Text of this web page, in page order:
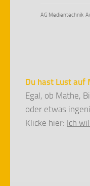
AG Medientechnik
Du hast Lust auf
Egal, ob Mathe,
oder etwas
Klicke hier: Ich